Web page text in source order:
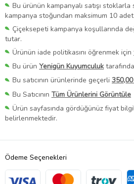
Bu ürünün kampanyalı satışı stoklarla
kampanya stoğundan maksimum 10
Çiçeksepeti kampanya koşullarında
tutar.
Ürünün iade politikasını öğrenmek için
Bu ürün Yenigün Kuyumculuk
Bu satıcının ürünlerinde geçerli
Bu Satıcının Tüm Ürünlerini Görüntüle
Ürün sayfasında gördüğünüz fiyat
belirlenmektedir.
Ödeme Seçenekleri